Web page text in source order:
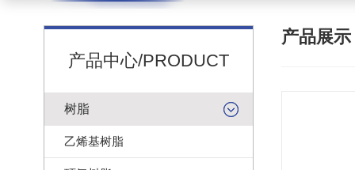
产品中心/PRODUCT
树脂
乙烯基树脂
产品展示